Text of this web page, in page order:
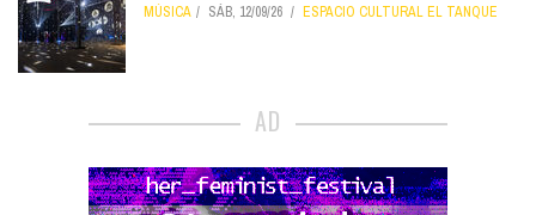
MÚSICA SÁB, 12/09/26 ESPACIO CULTURAL EL TANQUE
AD